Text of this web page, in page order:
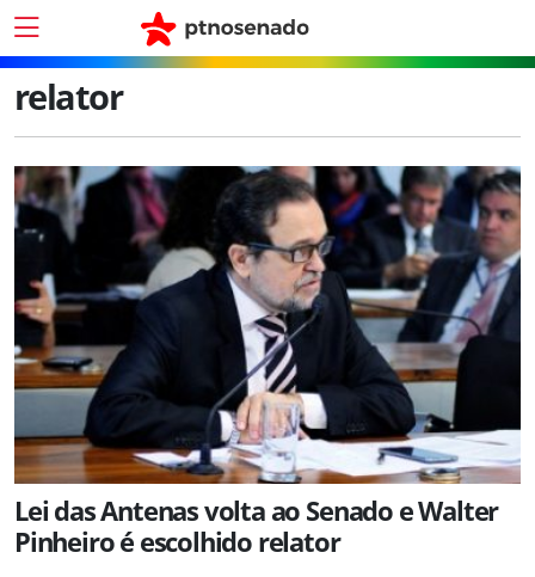
relator
Lei das Antenas volta ao Senado e Walter
Pinheiro é escolhido relator